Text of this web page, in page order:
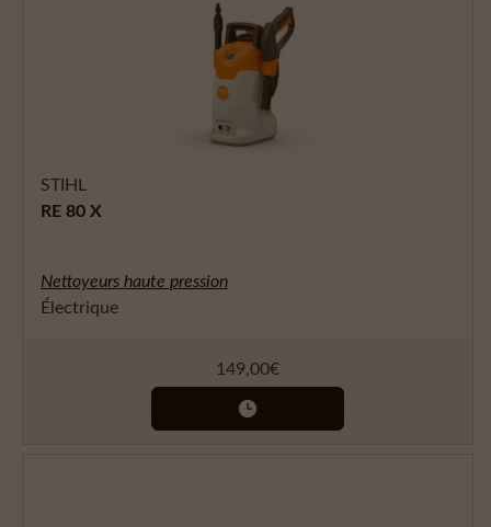
STIHL
RE 80 X
Nettoyeurs haute pression
Électrique
149,00€